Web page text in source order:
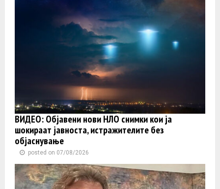
ВИДЕО: Објавени нови НЛО снимки кои ја
шокираат јавноста, истражителите без
објаснување
posted on 07/08/2026